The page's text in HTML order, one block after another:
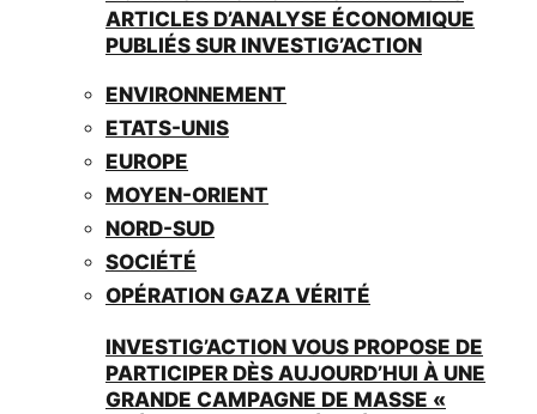
ARTICLES D’ANALYSE ÉCONOMIQUE
PUBLIÉS SUR INVESTIG’ACTION
ENVIRONNEMENT
ETATS-UNIS
EUROPE
MOYEN-ORIENT
NORD-SUD
SOCIÉTÉ
OPÉRATION GAZA VÉRITÉ
INVESTIG’ACTION VOUS PROPOSE DE
PARTICIPER DÈS AUJOURD’HUI À UNE
GRANDE CAMPAGNE DE MASSE «